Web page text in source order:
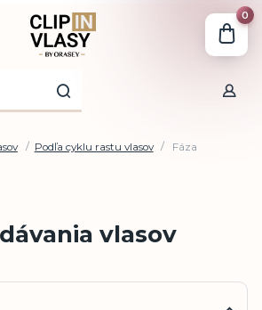
0
Podľa cyklu rastu vlasov
Fáza
vlasov